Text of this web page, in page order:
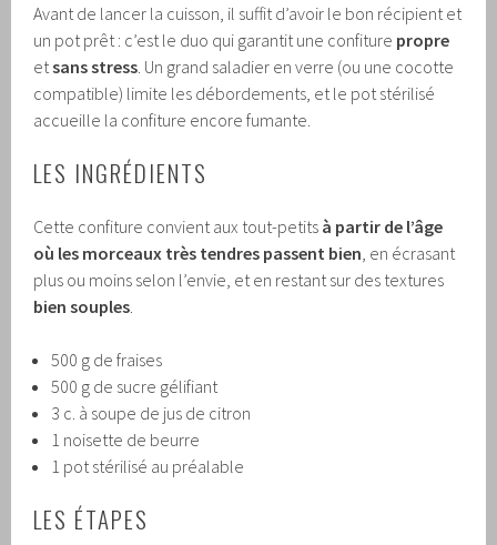
Avant de lancer la cuisson, il suffit d’avoir le bon récipient et
un pot prêt : c’est le duo qui garantit une confiture propre
etsans stress . Un grand saladier en verre (ou une cocotte
compatible) limite les débordements, et le pot stérilisé
accueille la confiture encore fumante.
LES INGRÉDIENTS
Cette confiture convient aux tout-petits à partir de l’âge
où les morceaux très tendres passent bien , en écrasant
plus ou moins selon l’envie, et en restant sur des textures
bien souples
500 g de fraises
500 g de sucre gélifiant
3 c. à soupe de jus de citron
1 noisette de beurre
1 pot stérilisé au préalable
LES ÉTAPES